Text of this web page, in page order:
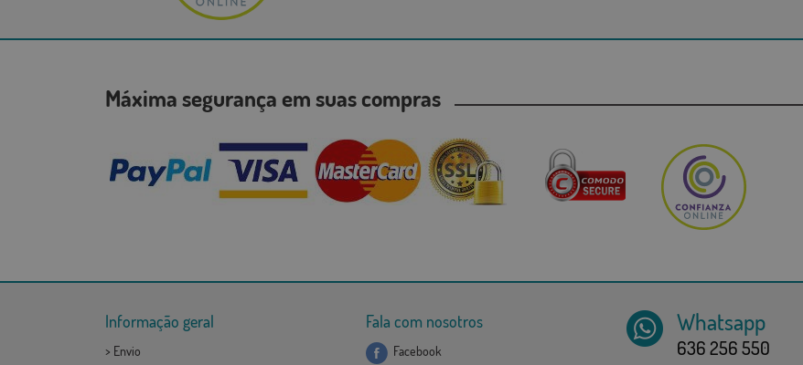
Máxima segurança em suas compras
Informação geral
> Envio
Fala com nosotros
Facebook
Whatsapp
636 256 550